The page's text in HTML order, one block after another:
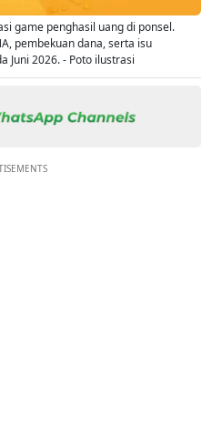
game penghasil uang di ponsel.
pembekuan dana, serta isu
Juni 2026. - Poto ilustrasi